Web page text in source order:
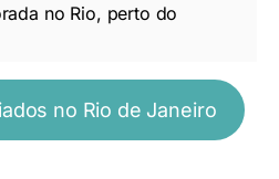
no Rio, perto do
no Rio de Janeiro